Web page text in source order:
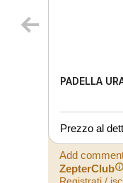
PADELLA
Prezzo al
Add
ZepterClub